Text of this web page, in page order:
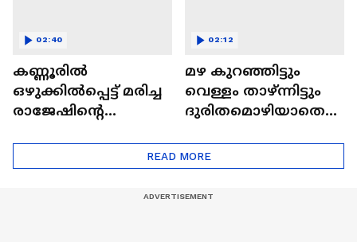
കണ്ണൂരിൽ
ഒഴുക്കിൽപ്പെട്ട് മരിച്ച
രാജേഷിന്റെ
കൊണ്ടുപോയതിലെ
വീഴ്ച; കടുത്ത
02:40
മഴ കുറഞ്ഞിട്ടും
വെള്ളം താഴ്ന്നിട്ടും
ദുരിതമൊഴിയാതെ
| Kerala Rains |
Weather news
02:12
READ MORE